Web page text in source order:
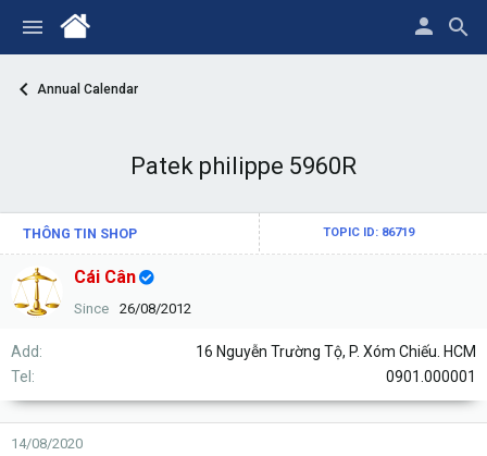
Annual Calendar
Patek philippe 5960R
THÔNG TIN SHOP TOPIC ID: 86719
Cái Cân
Since 26/08/2012
Add
16 Nguyễn Trường Tộ, P. Xóm Chiếu. HCM
Tel
0901.000001
14/08/2020